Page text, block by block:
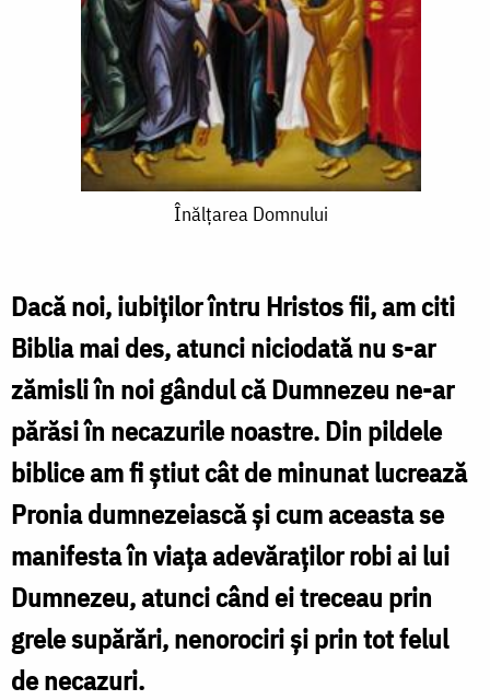
Înălţarea Domnului
Dacă noi, iubiţilor întru Hristos fii, am citi
Biblia mai des, atunci niciodată nu s-ar
zămisli în noi gândul că Dumnezeu ne-ar
părăsi în necazurile noastre. Din pildele
biblice am fi ştiut cât de minunat lucrează
Pronia dumnezeiască şi cum aceasta se
manifesta în viaţa adevăraţilor robi ai lui
Dumnezeu, atunci când ei treceau prin
grele supărări, nenorociri şi prin tot felul
de necazuri.